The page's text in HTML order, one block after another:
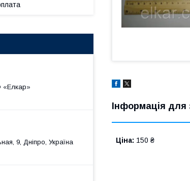
Інформація
Ціна: 150 ₴
9, Дніпро, Україна